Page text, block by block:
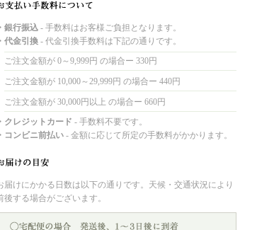
銀行振込 - 手数料はお客様ご負担となります。
代金引換 - 代金引換手数料は下記の通りです。
ご注文金額が 0～9,999円 の場合ー 330円
ご注文金額が 10,000～29,999円 の場合ー 440円
ご注文金額が 30,000円以上 の場合ー 660円
クレジットカード - 手数料不要です。
コンビニ前払い - 金額に応じて所定の手数料がかかります。
届けにかかる日数は以下の通りです。天候・交通状況により
後する場合がございます。